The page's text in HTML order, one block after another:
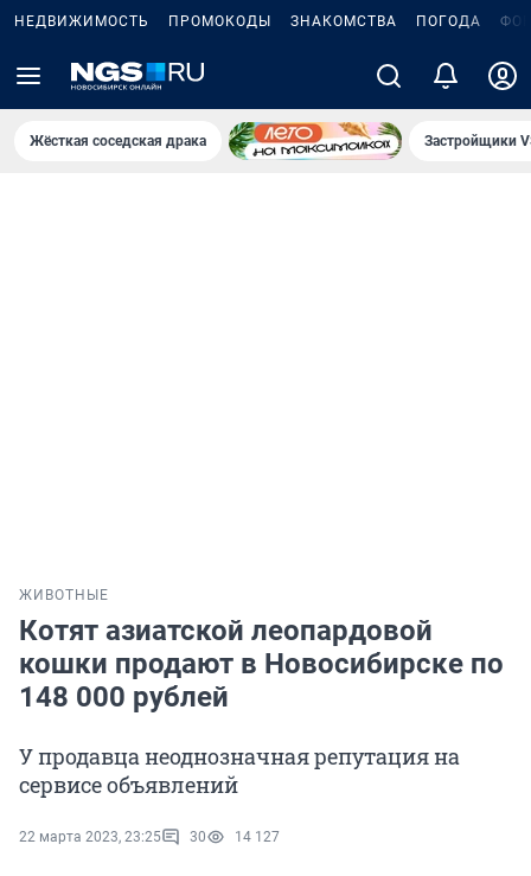
НЕДВИЖИМОСТЬ ПРОМОКОДЫ ЗНАКОМСТВА ПОГОДА
Жёсткая соседская драка Застройщики
ЖИВОТНЫЕ
Котят азиатской леопардовой
кошки продают в Новосибирске по
148 000 рублей
У продавца неоднозначная репутация на
сервисе объявлений
22 марта 2023, 23:25 30 14 127